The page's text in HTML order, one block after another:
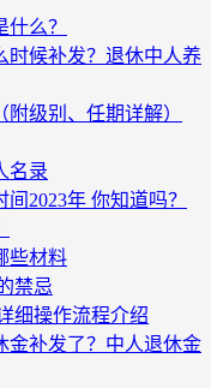
么？
时候补发？退休中人养
级别、任期详解）
名录
2023年 你知道吗？
些材料
禁忌
细操作流程介绍
金补发了？中人退休金